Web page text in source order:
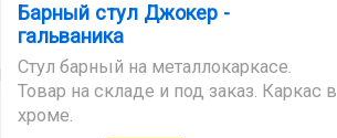
Барный стул Джокер -
гальваника
Стул барный на металлокаркасе.
Товар на складе и под заказ. Каркас в
хроме.